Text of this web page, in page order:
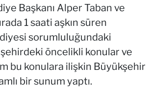
Başkanı Alper Taban ve
1 saati aşkın süren
sorumluluğundaki
öncelikli konular ve
bu konulara ilişkin Büyükşehir
bir sunum yaptı.